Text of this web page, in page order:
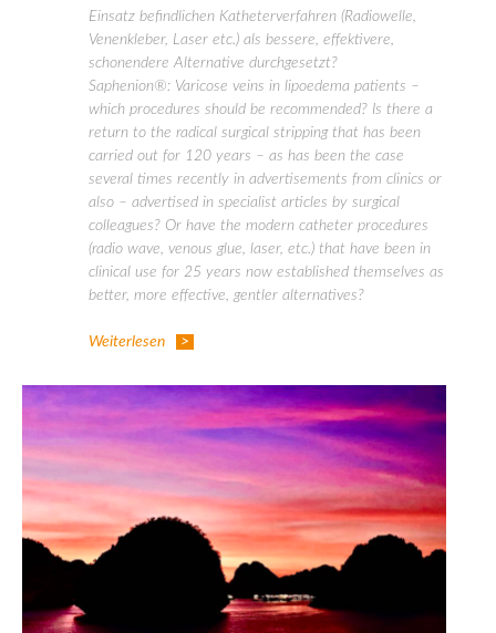
Einsatz befindlichen Katheterverfahren (Radiowelle,
Venenkleber, Laser etc.) als bessere, effektivere,
schonendere Alternative durchgesetzt?
Saphenion®: Varicose veins in lipoedema patients –
which procedures should be recommended? Is there a
return to the radical surgical stripping that has been
carried out for 120 years – as has been the case
several times recently in advertisements from clinics or
also – advertised in specialist articles by surgical
colleagues? Or have the modern catheter procedures
(radio wave, venous glue, laser, etc.) that have been in
clinical use for 25 years now established themselves as
better, more effective, gentler alternatives?
Weiterlesen